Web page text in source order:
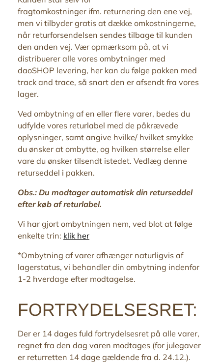
fragtomkostninger ifm. returnering den ene vej,
men vi tilbyder gratis at dække omkostningerne,
når returforsendelsen sendes tilbage til kunden
den anden vej. Vær opmærksom på, at vi
distribuerer alle vores ombytninger med
daoSHOP levering, her kan du følge pakken med
track and trace, så snart den er afsendt fra vores
lager.
Ved ombytning af en eller flere varer, bedes du
udfylde vores returlabel med de påkrævede
oplysninger, samt angive hvilke/ hvilket smykke
du ønsker at ombytte, og hvilken størrelse eller
vare du ønsker tilsendt istedet. Vedlæg denne
returseddel i pakken.
Obs.: Du modtager automatisk din returseddel
efter køb af returlabel.
Vi har gjort ombytningen nem, ved blot at følge
enkelte trin: klik her
*Ombytning af varer afhænger naturligvis af
lagerstatus, vi behandler din ombytning indenfor
1-2 hverdage efter modtagelse.
FORTRYDELSESRET:
Der er 14 dages fuld fortrydelsesret på alle varer,
regnet fra den dag varen modtages (for julegaver
er returretten 14 dage gældende fra d. 24.12.).